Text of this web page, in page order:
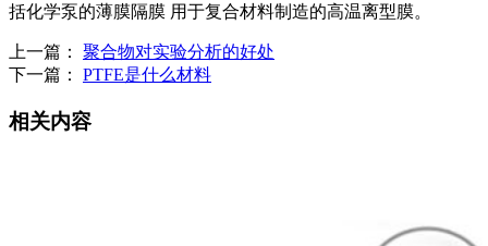
括化学泵的薄膜隔膜 用于复合材料制造的高温离型膜。
上一篇： 聚合物对实验分析的好处
下一篇： PTFE是什么材料
相关内容